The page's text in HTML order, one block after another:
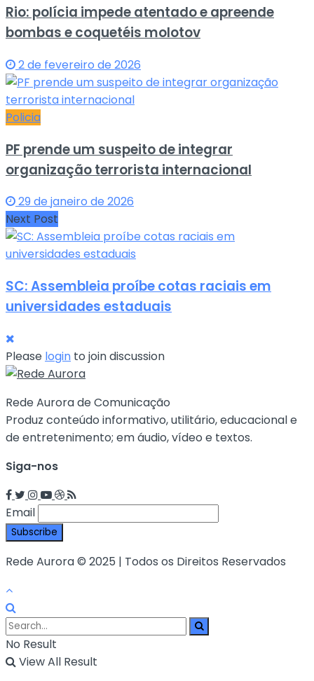
Rio: polícia impede atentado e apreende
bombas e coquetéis molotov
2 de fevereiro de 2026
Policia
PF prende um suspeito de integrar
organização terrorista internacional
29 de janeiro de 2026
Next Post
SC: Assembleia proíbe cotas raciais em
universidades estaduais
Please login to join discussion
Rede Aurora de Comunicação
Produz conteúdo informativo, utilitário, educacional e
de entretenimento; em áudio, vídeo e textos.
Siga-nos
Email
Rede Aurora © 2025 | Todos os Direitos Reservados
No Result
View All Result